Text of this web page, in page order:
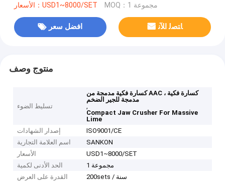
الأسعار：USD1~8000/SET MOQ：1 مجموعة
افضل سعر ﺎﺘﺼﻟ ﺍﻶﻧ
منتوج وصف
تسليط الضوء
كسارة فكية مدمجة من AAC ، كسارة فكية
مدمجة للجير الضخم
,
Compact Jaw Crusher For Massive
Lime
إصدار الشهادات
ISO9001/CE
اسم العلامة التجارية
SANKON
الأسعار
USD1~8000/SET
الحد الأدنى لكمية
1 مجموعة
القدرة على العرض
200sets / سنة